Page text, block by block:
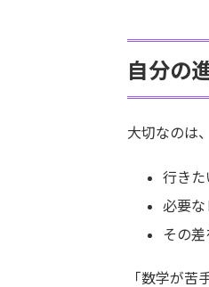
自分の
大切なのは
行きた
必要な
その差
「数学が